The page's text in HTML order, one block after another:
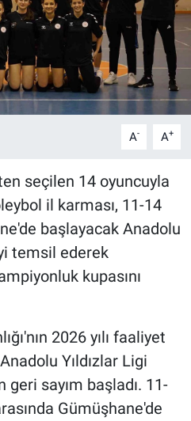
A- A+
seçilen 14 oyuncuyla
il karması, 11-14
başlayacak Anadolu
temsil ederek
kupasını
2026 yılı faaliyet
Yıldızlar Ligi
sayım başladı. 11-
Gümüşhane'de